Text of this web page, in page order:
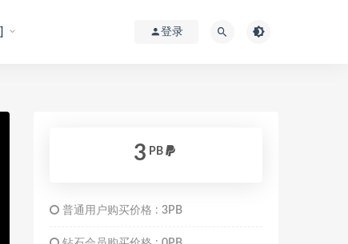
登录
3 PB
普通用户购买价格 : 3PB